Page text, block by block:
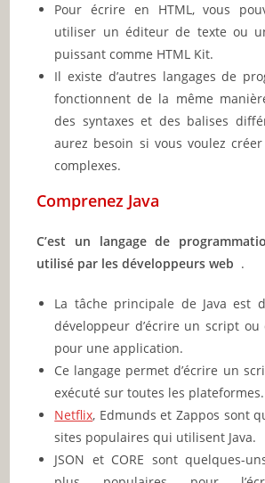
Pour écrire en HTML, vous
utiliser un éditeur de texte ou
puissant comme HTML Kit.
Il existe d’autres langages de
fonctionnent de la même
des syntaxes et des balises
aurez besoin si vous voulez
complexes.
Comprenez Java
C’est un langage de
utilisé par les développeurs web .
La tâche principale de Java est
développeur d’écrire un script
pour une application.
Ce langage permet d’écrire un
exécuté sur toutes les plateformes.
Netflix, Edmunds et Zappos sont
sites populaires qui utilisent Java.
JSON et CORE sont quelques-